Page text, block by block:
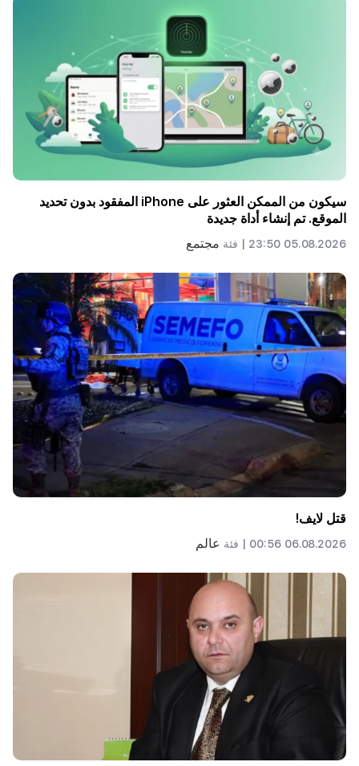
سيكون من الممكن العثور على iPhone المفقود بدون تحديد
الموقع. تم إنشاء أداة جديدة
05.08.2026 23:50 | فئة مجتمع
قتل لايف!
06.08.2026 00:56 | فئة عالم